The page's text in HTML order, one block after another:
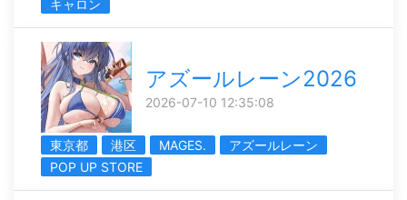
キャロン
アズールレーン2026
2026-07-10 12:35:08
東京都 港区 MAGES.
アズールレーン
POP UP STORE